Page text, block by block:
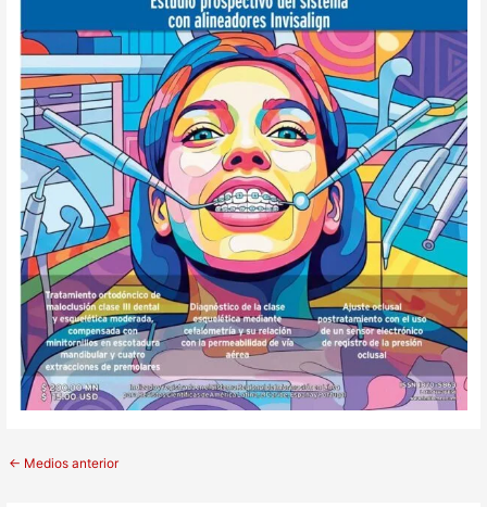
← Medios anterior